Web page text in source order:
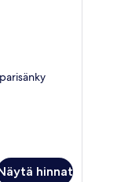
hinnat